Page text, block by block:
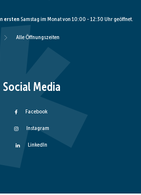
erstenSamstag im Monat von 10:00 - 12:30 Uhr geöffnet.
Alle Öffnungszeiten
Social Media
Facebook
Instagram
LinkedIn